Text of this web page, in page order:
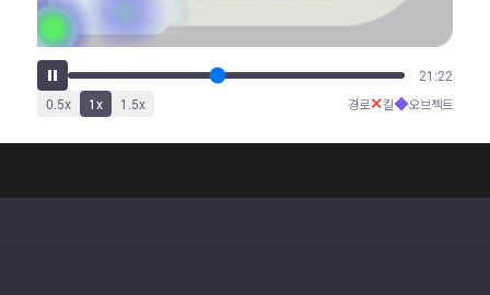
25:43
0.5x 1x 1.5x 경로✕킬◆오브젝트